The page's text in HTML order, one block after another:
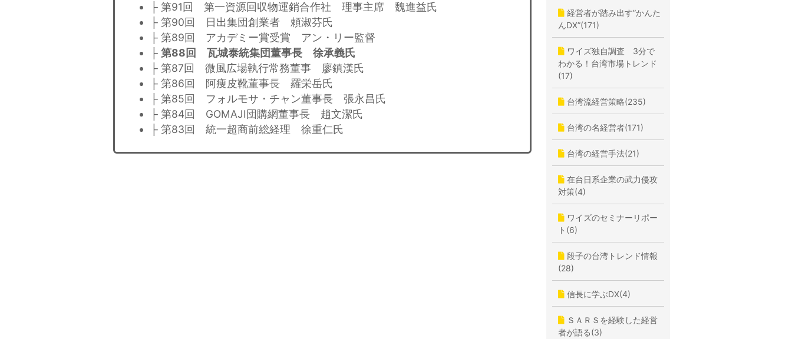
├ 第91回 第一資源回収物運銷合作社 理事主席 魏進益氏
├ 第90回 日出集団創業者 頼淑芬氏
├ 第89回 アカデミー賞受賞 アン・リー監督
├ 第88回 瓦城泰統集団董事長 徐承義氏
├ 第87回 微風広場執行常務董事 廖鎮漢氏
├ 第86回 阿痩皮靴董事長 羅栄岳氏
├ 第85回 フォルモサ・チャン董事長 張永昌氏
├ 第84回 GOMAJI団購網董事長 趙文潔氏
├ 第83回 統一超商前総経理 徐重仁氏
経営者が踏み出す”かんた
んDX”(171)
ワイズ独自調査 3分で
わかる！台湾市場トレンド
(17)
台湾流経営策略(235)
台湾の名経営者(171)
台湾の経営手法(21)
在台日系企業の武力侵攻
対策(4)
ワイズのセミナーリポー
ト(6)
段子の台湾トレンド情報
(28)
信長に学ぶDX(4)
ＳＡＲＳを経験した経営
者が語る(3)